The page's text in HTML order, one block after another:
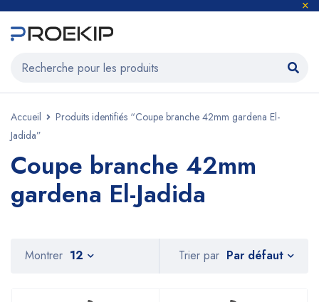
Accueil
Produits identifiés “Coupe branche 42mm gardena El-
Jadida”
Coupe branche 42mm
gardena El-Jadida
Trier par Par défaut
Montrer 12